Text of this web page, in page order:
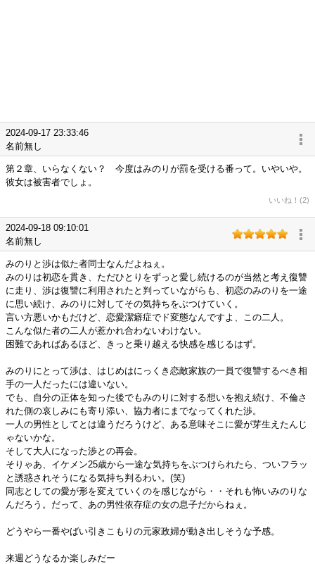
2024-09-17 23:33:46
名前無し
第２章、いらなくない？ 今度はみのりが罰を受ける番って。いやいや。
彼女は被害者でしょ。
いいね！(2)
2024-09-18 09:10:01
名前無し
みのりと渉は似た者同士なんだよねぇ。
みのりは初恋を貫き、ただひとりをずっと愛し続けるのが当然と考え復讐
に走り、渉は復讐に利用されたと判っていながらも、初恋のみのりを一途
に思い続け、みのりに対してその気持ちをぶつけていく。
言い方悪いかもだけど、恋愛潔癖症でド変態なんですよ、この二人。
こんな似た者の二人が惹かれ合わないわけない。
困難であればあるほど、きっと乗り越える快感を感じるはず。
みのりにとって渉は、はじめはにっくき恋敵家族の一員で復讐するべき相
手の一人だったには違いない。
でも、自分の正体を知った後でもみのりに対する想いを抱え続け、不倫さ
れた側の哀しみにも寄り添い、協力者にまでなってくれた渉。
一人の男性としてとは違うだろうけど、ある意味そこに愛が芽生えたんじ
ゃないかな。
そして大人になった渉との再会。
そりゃあ、イケメン25歳から一途な気持ちをぶつけられたら、ついフラッ
と誘惑されそうになる気持ち判るわい。(笑)
同志としての愛が形を変えていくのを感じながら・・それも怖いみのりな
んだろう。だって、あの男性依存症の女の息子だからねぇ。
どうやら一番やばい引きこもりの元家政婦が動き出しそうな予感。
来週どうなるか楽しみだー